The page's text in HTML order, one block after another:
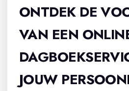
ONTDEK DE
VAN EEN
JOUW